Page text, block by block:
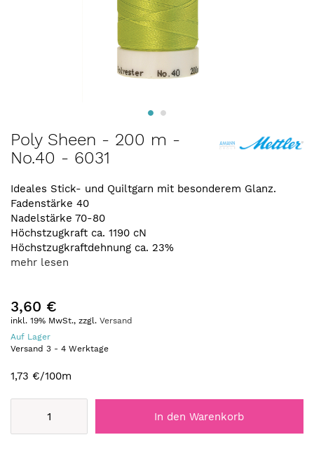
Zum
Anfang
der
springen
Poly Sheen - 200 m -
No.40 - 6031
Ideales Stick- und Quiltgarn mit besonderem Glanz.
Fadenstärke 40
Nadelstärke 70-80
Höchstzugkraft ca. 1190 cN
Höchstzugkraftdehnung ca. 23%
mehr lesen
3,60 €
inkl. 19% MwSt., zzgl. Versand
Auf Lager
Versand 3 - 4 Werktage
1,73 €/100m
In den Warenkorb